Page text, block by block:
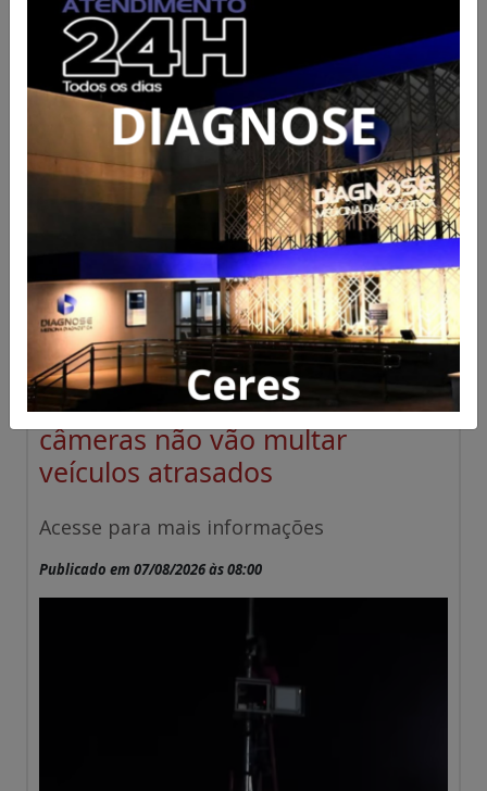
Acesse para mais informações
Publicado em 07/08/2026 às 08:02
Ceres e Rialma recebem
sistema de IA contra o crime;
câmeras não vão multar
veículos atrasados
Acesse para mais informações
Publicado em 07/08/2026 às 08:00